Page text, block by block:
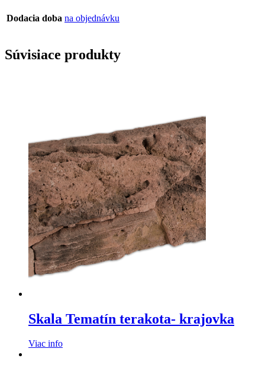
Dodacia doba na objednávku
Súvisiace produkty
Skala Tematín terakota- krajovka
Viac info